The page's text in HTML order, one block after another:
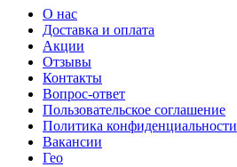
О нас
Доставка и оплата
Акции
Отзывы
Контакты
Вопрос-ответ
Пользовательское соглашение
Политика конфиденциальности
Вакансии
Гео